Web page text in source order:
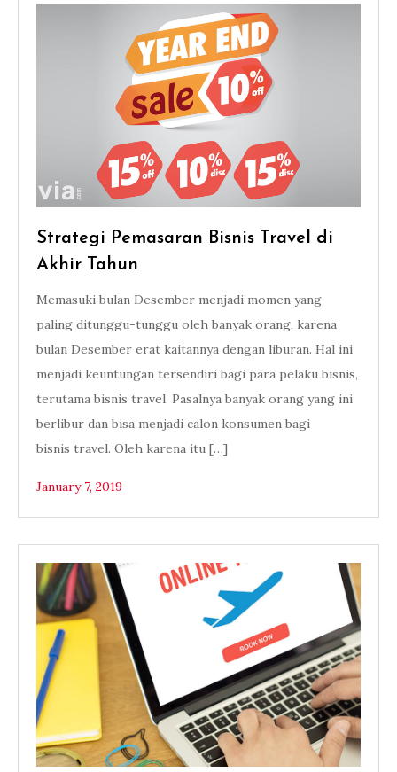
Strategi Pemasaran Bisnis Travel di
Akhir Tahun
Memasuki bulan Desember menjadi momen yang
paling ditunggu-tunggu oleh banyak orang, karena
bulan Desember erat kaitannya dengan liburan. Hal ini
menjadi keuntungan tersendiri bagi para pelaku bisnis,
terutama bisnis travel. Pasalnya banyak orang yang ini
berlibur dan bisa menjadi calon konsumen bagi
bisnis travel. Oleh karena itu […]
January 7, 2019